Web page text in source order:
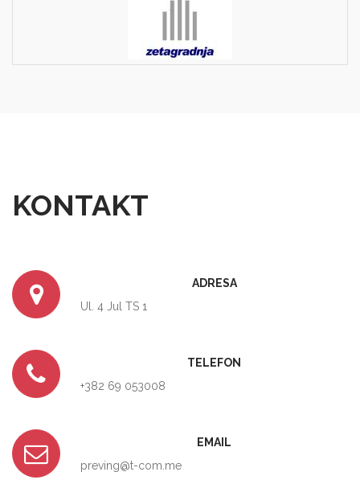
KONTAKT
ADRESA
Ul. 4 Jul TS 1
TELEFON
+382 69 053008
EMAIL
preving@t-com.me